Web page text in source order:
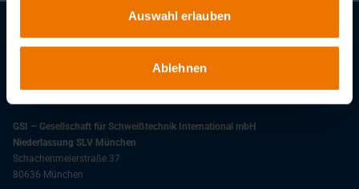
Auswahl erlauben
Ablehnen
Stellenangebote
GSI – Gesellschaft für Schweißtechnik International mbH
Niederlassung SLV München
Schachenmeierstraße 37
80636 München